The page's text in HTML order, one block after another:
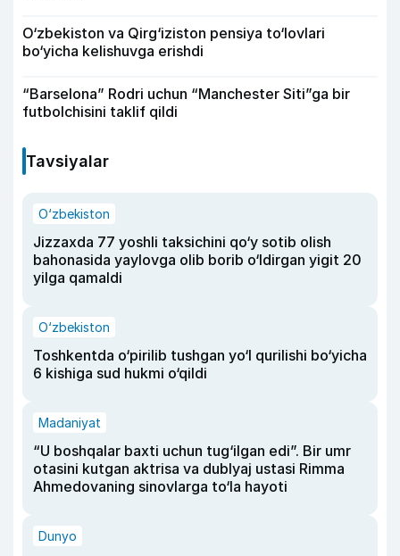
O‘zbekiston va Qirg‘iziston pensiya to‘lovlari
bo‘yicha kelishuvga erishdi
“Barselona” Rodri uchun “Manchester Siti”ga bir
futbolchisini taklif qildi
Tavsiyalar
O‘zbekiston
Jizzaxda 77 yoshli taksichini qo‘y sotib olish
bahonasida yaylovga olib borib o‘ldirgan yigit 20
yilga qamaldi
O‘zbekiston
Toshkentda o‘pirilib tushgan yo‘l qurilishi bo‘yicha
6 kishiga sud hukmi o‘qildi
Madaniyat
“U boshqalar baxti uchun tug‘ilgan edi”. Bir umr
otasini kutgan aktrisa va dublyaj ustasi Rimma
Ahmedovaning sinovlarga to‘la hayoti
Dunyo